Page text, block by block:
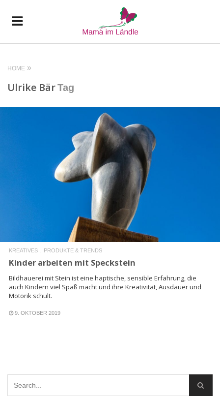
HOME
Ulrike BärTag
READ MORE
KREATIVES PRODUKTE & TRENDS
Kinder arbeiten mit Speckstein
Bildhauerei mit Stein ist eine haptische, sensible Erfahrung, die
auch Kindern viel Spaß macht und ihre Kreativität, Ausdauer und
Motorik schult.
9. OKTOBER 2019